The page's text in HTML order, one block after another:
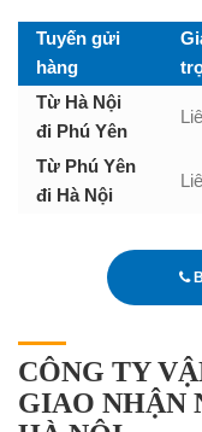
Tuyến gửi
hàng
Từ Hà Nội
đi Phú Yên
Từ Phú Yên
đi Hà Nội
CÔNG TY
GIAO NHẬN